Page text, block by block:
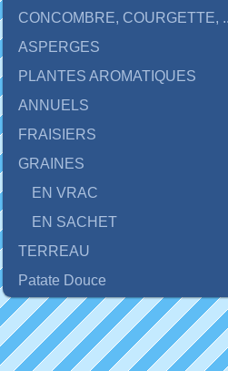
CONCOMBRE, COURGETTE,
ASPERGES
PLANTES AROMATIQUES
ANNUELS
FRAISIERS
GRAINES
EN VRAC
EN SACHET
TERREAU
Patate Douce